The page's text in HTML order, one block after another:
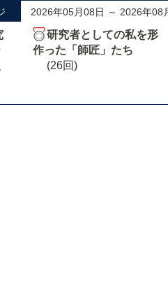
2026年05月08日 ～ 2026年08
研究者としての私を形
作った「師匠」たち
(26回)